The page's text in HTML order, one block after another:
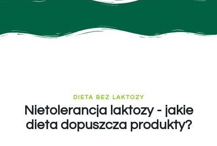
DIETA BEZ LAKTOZY
Nietolerancja laktozy - jakie
dieta dopuszcza produkty?